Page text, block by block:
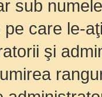
sub
care le-
şi